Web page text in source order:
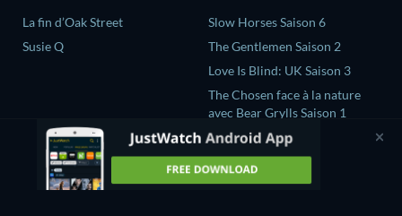
La fin d’Oak Street
Susie Q
Slow Horses Saison 6
The Gentlemen Saison 2
Love Is Blind: UK Saison 3
The Chosen face à la nature
avec Bear Grylls Saison 1
Secrets Declassified with
David Duchovny Saison 1